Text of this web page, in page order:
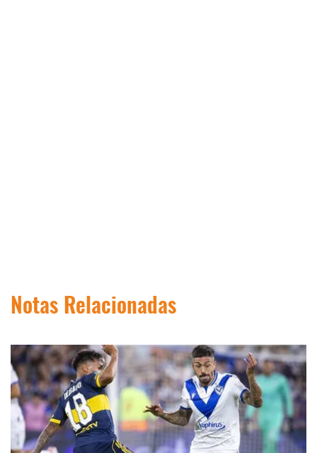
Notas Relacionadas